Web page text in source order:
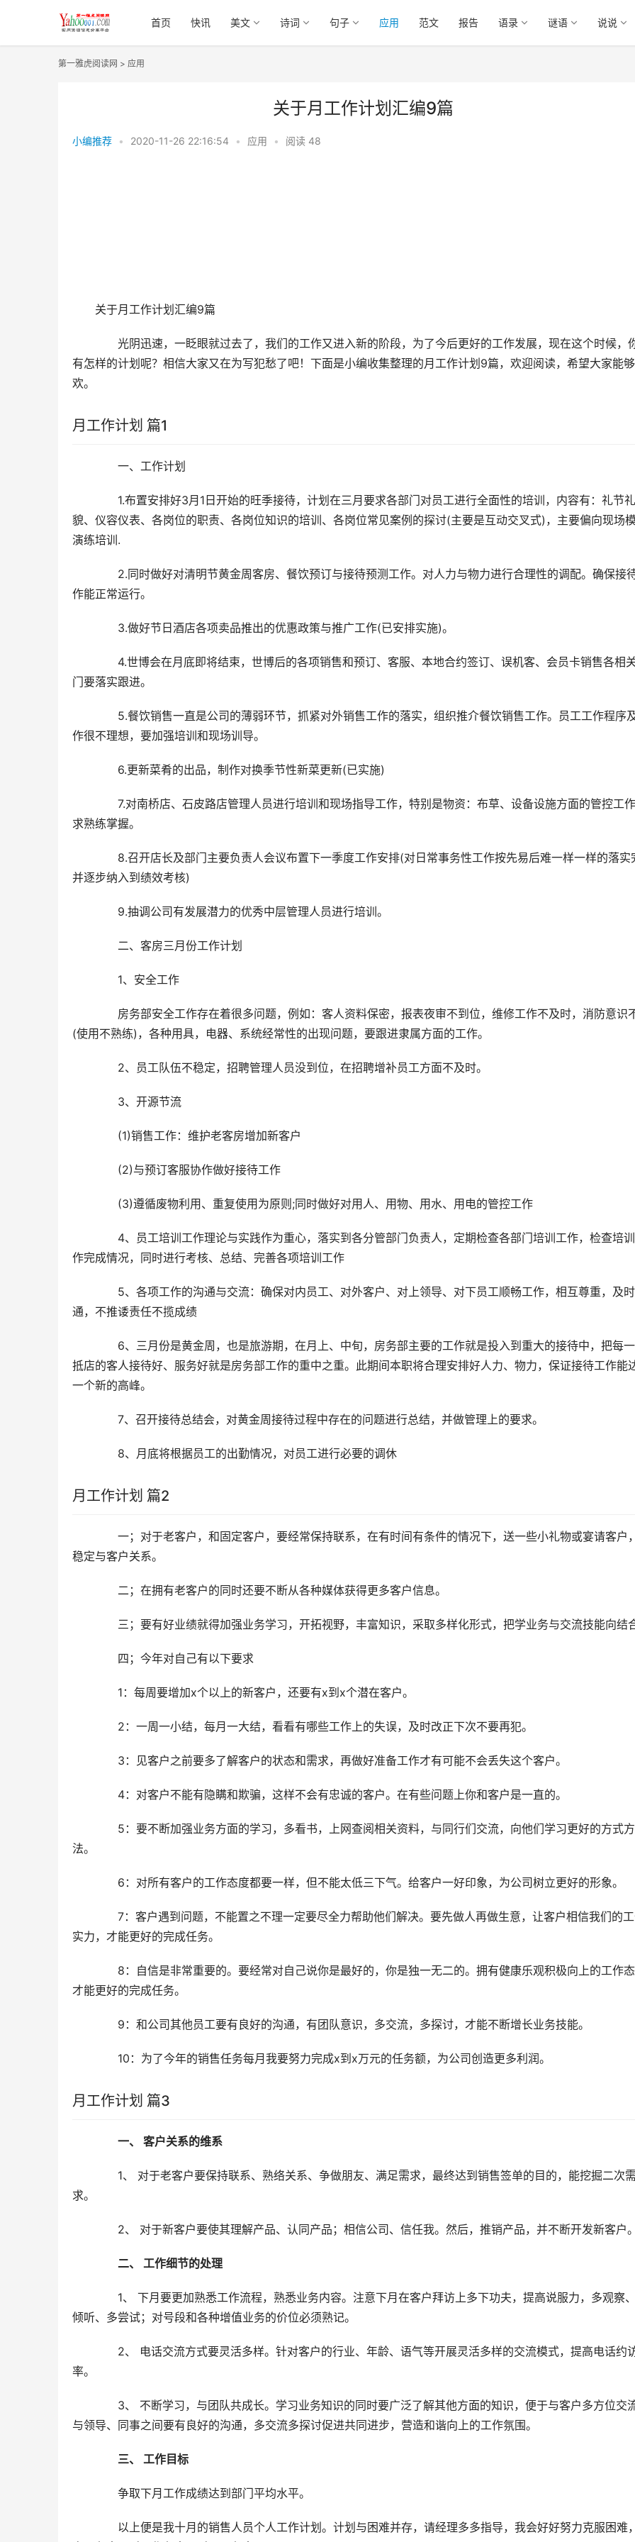
首页 快讯 美文 诗词 句子 应用 范文 报告 语录 谜语 说说
第一雅虎阅读网 > 应用
关于月工作计划汇编9篇
小编推荐 • 2020-11-26 22:16:54 • 应用 • 阅读 48
关于月工作计划汇编9篇
光阴迅速，一眨眼就过去了，我们的工作又进入新的阶段，为了今后更好的工作发展，现在这个时候，
有怎样的计划呢？相信大家又在为写犯愁了吧！下面是小编收集整理的月工作计划9篇，欢迎阅读，希望大家能
欢。
月工作计划 篇1
一、工作计划
1.布置安排好3月1日开始的旺季接待，计划在三月要求各部门对员工进行全面性的培训，内容有：礼节礼
貌、仪容仪表、各岗位的职责、各岗位知识的培训、各岗位常见案例的探讨(主要是互动交叉式)，主要偏向现场
演练培训.
2.同时做好对清明节黄金周客房、餐饮预订与接待预测工作。对人力与物力进行合理性的调配。确保接
作能正常运行。
3.做好节日酒店各项卖品推出的优惠政策与推广工作(已安排实施)。
4.世博会在月底即将结束，世博后的各项销售和预订、客服、本地合约签订、误机客、会员卡销售各相
门要落实跟进。
5.餐饮销售一直是公司的薄弱环节，抓紧对外销售工作的落实，组织推介餐饮销售工作。员工工作程序
作很不理想，要加强培训和现场训导。
6.更新菜肴的出品，制作对换季节性新菜更新(已实施)
7.对南桥店、石皮路店管理人员进行培训和现场指导工作，特别是物资：布草、设备设施方面的管控工
求熟练掌握。
8.召开店长及部门主要负责人会议布置下一季度工作安排(对日常事务性工作按先易后难一样一样的落实
并逐步纳入到绩效考核)
9.抽调公司有发展潜力的优秀中层管理人员进行培训。
二、客房三月份工作计划
1、安全工作
房务部安全工作存在着很多问题，例如：客人资料保密，报表夜审不到位，维修工作不及时，消防意识
(使用不熟练)，各种用具，电器、系统经常性的出现问题，要跟进隶属方面的工作。
2、员工队伍不稳定，招聘管理人员没到位，在招聘增补员工方面不及时。
3、开源节流
(1)销售工作：维护老客房增加新客户
(2)与预订客服协作做好接待工作
(3)遵循废物利用、重复使用为原则;同时做好对用人、用物、用水、用电的管控工作
4、员工培训工作理论与实践作为重心，落实到各分管部门负责人，定期检查各部门培训工作，检查培
作完成情况，同时进行考核、总结、完善各项培训工作
5、各项工作的沟通与交流：确保对内员工、对外客户、对上领导、对下员工顺畅工作，相互尊重，及
通，不推诿责任不揽成绩
6、三月份是黄金周，也是旅游期，在月上、中旬，房务部主要的工作就是投入到重大的接待中，把每
抵店的客人接待好、服务好就是房务部工作的重中之重。此期间本职将合理安排好人力、物力，保证接待工作能
一个新的高峰。
7、召开接待总结会，对黄金周接待过程中存在的问题进行总结，并做管理上的要求。
8、月底将根据员工的出勤情况，对员工进行必要的调休
月工作计划 篇2
一；对于老客户，和固定客户，要经常保持联系，在有时间有条件的情况下，送一些小礼物或宴请客户
稳定与客户关系。
二；在拥有老客户的同时还要不断从各种媒体获得更多客户信息。
三；要有好业绩就得加强业务学习，开拓视野，丰富知识，采取多样化形式，把学业务与交流技能向结
四；今年对自己有以下要求
1：每周要增加x个以上的新客户，还要有x到x个潜在客户。
2：一周一小结，每月一大结，看看有哪些工作上的失误，及时改正下次不要再犯。
3：见客户之前要多了解客户的状态和需求，再做好准备工作才有可能不会丢失这个客户。
4：对客户不能有隐瞒和欺骗，这样不会有忠诚的客户。在有些问题上你和客户是一直的。
5：要不断加强业务方面的学习，多看书，上网查阅相关资料，与同行们交流，向他们学习更好的方式方
法。
6：对所有客户的工作态度都要一样，但不能太低三下气。给客户一好印象，为公司树立更好的形象。
7：客户遇到问题，不能置之不理一定要尽全力帮助他们解决。要先做人再做生意，让客户相信我们的
实力，才能更好的完成任务。
8：自信是非常重要的。要经常对自己说你是最好的，你是独一无二的。拥有健康乐观积极向上的工作
才能更好的完成任务。
9：和公司其他员工要有良好的沟通，有团队意识，多交流，多探讨，才能不断增长业务技能。
10：为了今年的销售任务每月我要努力完成x到x万元的任务额，为公司创造更多利润。
月工作计划 篇3
一、 客户关系的维系
1、 对于老客户要保持联系、熟络关系、争做朋友、满足需求，最终达到销售签单的目的，能挖掘二次
求。
2、 对于新客户要使其理解产品、认同产品；相信公司、信任我。然后，推销产品，并不断开发新客户
二、 工作细节的处理
1、 下月要更加熟悉工作流程，熟悉业务内容。注意下月在客户拜访上多下功夫，提高说服力，多观察
倾听、多尝试；对号段和各种增值业务的价位必须熟记。
2、 电话交流方式要灵活多样。针对客户的行业、年龄、语气等开展灵活多样的交流模式，提高电话约
率。
3、 不断学习，与团队共成长。学习业务知识的同时要广泛了解其他方面的知识，便于与客户多方位交
与领导、同事之间要有良好的沟通，多交流多探讨促进共同进步，营造和谐向上的工作氛围。
三、 工作目标
争取下月工作成绩达到部门平均水平。
以上便是我十月的销售人员个人工作计划。计划与困难并存，请经理多多指导，我会好好努力克服困难